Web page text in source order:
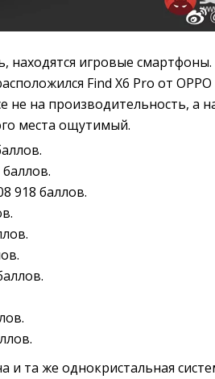
находятся игровые
Find X6 Pro от
не на производительность, а
места ощутимый.
918 баллов.
и та же однокристальная